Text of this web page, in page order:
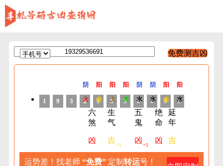
免费测吉凶
1 9 3
阴
火
2
阳
金
9
六
煞
凶
阳
土
5
阳
木
3
生
气
吉
+1
阴
水
6
阴
水
6
五
鬼
凶
+1
阳
金
9
绝
命
凶
阳
水
1
延
年
吉
运势差！找老师 “免费” 定制 转运号！